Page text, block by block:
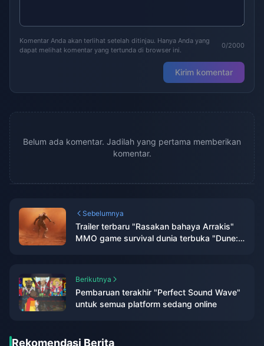
Komentar Anda akan terlihat setelah ditinjau. Hanya Anda yang
dapat melihat komentar yang tertunda di browser ini.
0/2000
Kirim komentar
Belum ada komentar. Jadilah yang pertama memberikan
komentar.
Sebelumnya
Trailer terbaru "Rasakan bahaya Arrakis"
MMO game survival dunia terbuka "Dune:
Berikutnya
Pembaruan terakhir "Perfect Sound Wave"
untuk semua platform sedang online
Rekomendasi Berita